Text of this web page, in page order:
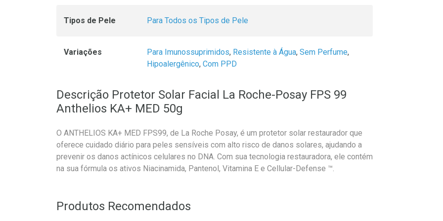
Tipos de Pele Para Todos os Tipos de Pele
Variações Para Imunossuprimidos, Resistente à Água, Sem Perfume,
Hipoalergênico, Com PPD
Descrição Protetor Solar Facial La Roche-Posay FPS 99
Anthelios KA+ MED 50g
O ANTHELIOS KA+ MED FPS99, de La Roche Posay, é um protetor solar restaurador que
oferece cuidado diário para peles sensíveis com alto risco de danos solares, ajudando a
prevenir os danos actínicos celulares no DNA. Com sua tecnologia restauradora, ele contém
na sua fórmula os ativos Niacinamida, Pantenol, Vitamina E e Cellular-Defense ™.
Produtos Recomendados